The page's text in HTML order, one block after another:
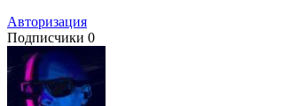
Авторизация
Подписчики 0